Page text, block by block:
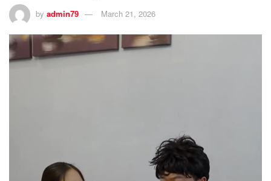
by admin79 March 21, 2026